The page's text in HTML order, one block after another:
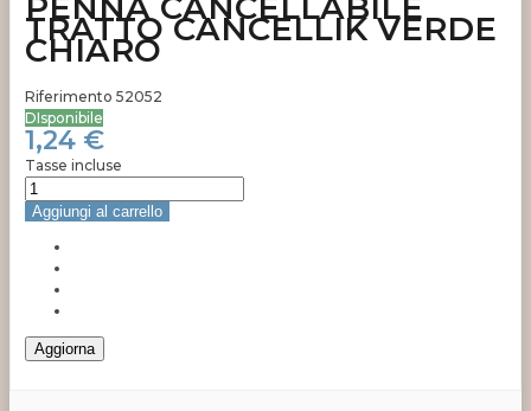
TRATTO CANCELLIK VERDE
CHIARO
Riferimento 52052
DIsponibile
1,24 €
Tasse incluse
Aggiungi al carrello